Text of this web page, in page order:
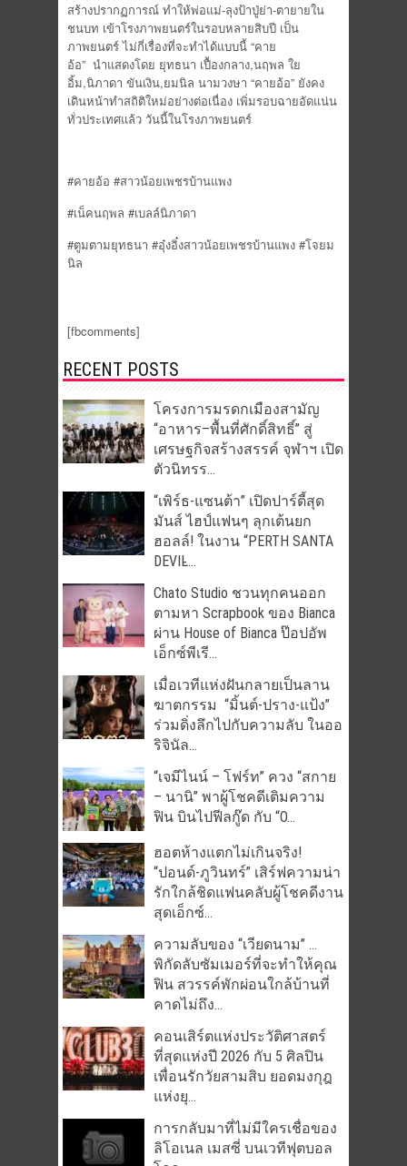
สร้างปรากฏการณ์ ทำให้พ่อแม่-ลุงป้าปู่ย่า-ตายายใน
ชนบท เข้าโรงภาพยนตร์ในรอบหลายสิบปี เป็น
ภาพยนตร์ ไม่กี่เรื่องที่จะทำได้แบบนี้ “คาย
อ้อ” นำแสดงโดย ยุทธนา เปื้องกลาง,นฤพล ใย
อิ้ม,นิภาดา ขันเงิน,ยมนิล นามวงษา “คายอ้อ” ยังคง
เดินหน้าทำสถิติใหม่อย่างต่อเนื่อง เพิ่มรอบฉายอัดแน่น
ทั่วประเทศแล้ว วันนี้ในโรงภาพยนตร์
#คายอ้อ #สาวน้อยเพชรบ้านแพง
#เน็คนฤพล #เบลล์นิภาดา
#ตูมตามยุทธนา #อุ๋งอิ๋งสาวน้อยเพชรบ้านแพง #โจยม
นิล
[fbcomments]
RECENT POSTS
โครงการมรดกเมืองสามัญ
“อาหาร–พื้นที่ศักดิ์สิทธิ์” สู่
เศรษฐกิจสร้างสรรค์ จุฬาฯ เปิด
ตัวนิทรร...
“เพิร์ธ-แซนต้า” เปิดปาร์ตี้สุด
มันส์ ไฮป์แฟนๆ ลุกเต้นยก
ฮอลล์! ในงาน “PERTH SANTA
DEVIL̵...
Chato Studio ชวนทุกคนออก
ตามหา Scrapbook ของ Bianca
ผ่าน House of Bianca ป๊อปอัพ
เอ็กซ์พีเรี...
เมื่อเวทีแห่งฝันกลายเป็นลาน
ฆาตกรรม “มิ้นต์-ปราง-แป้ง”
ร่วมดิ่งลึกไปกับความลับ ในออ
ริจินัล...
“เจมีไนน์ – โฟร์ท” ควง “สกาย
– นานิ” พาผู้โชคดีเติมความ
ฟิน บินไปฟีลกู๊ด กับ “O...
ฮอตห้างแตกไม่เกินจริง!
“ปอนด์-ภูวินทร์” เสิร์ฟความน่า
รักใกล้ชิดแฟนคลับผู้โชคดีงาน
สุดเอ็กซ์...
ความลับของ “เวียดนาม” …
พิกัดลับซัมเมอร์ที่จะทำให้คุณ
ฟิน สวรรค์พักผ่อนใกล้บ้านที่
คาดไม่ถึง...
คอนเสิร์ตแห่งประวัติศาสตร์
ที่สุดแห่งปี 2026 กับ 5 ศิลปิน
เพื่อนรักวัยสามสิบ ยอดมงกุฎ
แห่งยุ...
การกลับมาที่ไม่มีใครเชื่อของ
ลิโอเนล เมสซี่ บนเวทีฟุตบอล